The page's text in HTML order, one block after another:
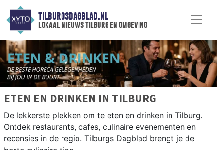
TILBURGSDAGBLAD.NL
lokaal nieuws tilburg en omgeving
ETEN EN DRINKEN IN TILBURG
De lekkerste plekken om te eten en drinken in Tilburg.
Ontdek restaurants, cafes, culinaire evenementen en
recensies in de regio. Tilburgs Dagblad brengt je de